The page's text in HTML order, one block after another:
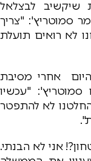
לבצלאל
רק אתמול בראיון לערוץ 7 אמר סמוטריץ': "צריך
לא רואים תועלת
אחרי מסיבת
"עכשיו
לא להתפטר
אני לא הבנתי.